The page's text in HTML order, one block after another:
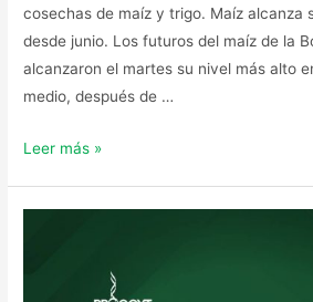
cosechas de maíz y trigo. Maíz alcanza
desde junio. Los futuros del maíz de la
alcanzaron el martes su nivel más alto
medio, después de …
Leer más »